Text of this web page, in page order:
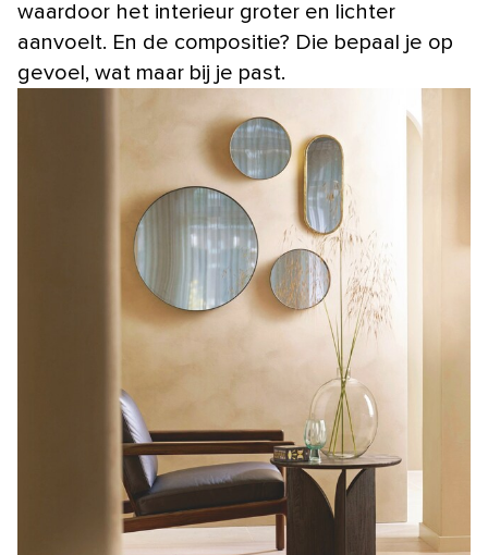
waardoor het interieur groter en lichter
aanvoelt. En de compositie? Die bepaal je op
gevoel, wat maar bij je past.